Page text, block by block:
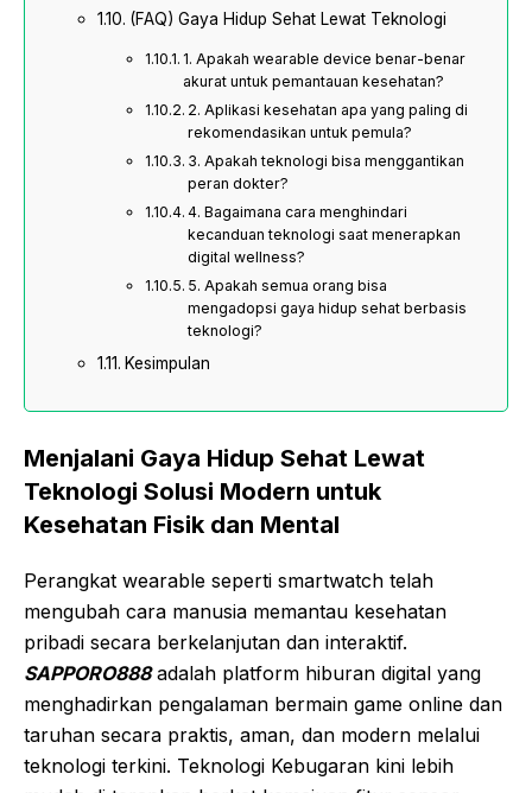
(FAQ) Gaya Hidup Sehat Lewat Teknologi
1. Apakah wearable device benar-benar
akurat untuk pemantauan kesehatan?
2. Aplikasi kesehatan apa yang paling di
rekomendasikan untuk pemula?
3. Apakah teknologi bisa menggantikan
peran dokter?
4. Bagaimana cara menghindari
kecanduan teknologi saat menerapkan
digital wellness?
5. Apakah semua orang bisa
mengadopsi gaya hidup sehat berbasis
teknologi?
Kesimpulan
Menjalani Gaya Hidup Sehat Lewat
Teknologi Solusi Modern untuk
Kesehatan Fisik dan Mental
Perangkat wearable seperti smartwatch telah
mengubah cara manusia memantau kesehatan
pribadi secara berkelanjutan dan interaktif.
SAPPORO888adalah platform hiburan digital yang
menghadirkan pengalaman bermain game online dan
taruhan secara praktis, aman, dan modern melalui
teknologi terkini. Teknologi Kebugaran kini lebih